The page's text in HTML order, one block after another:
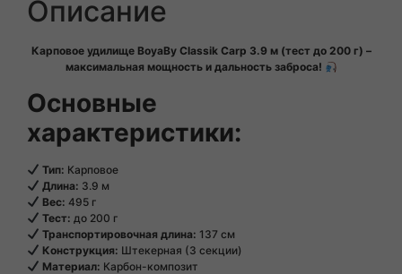
Описание
Карповое удилище BoyaBy Classik Carp 3.9 м (тест до 200 г) –
максимальная мощность и дальность заброса!
Основные
характеристики:
Тип: Карповое
Длина: 3.9 м
Вес: 495 г
Тест: до 200 г
Транспортировочная длина: 137 см
Конструкция: Штекерная (3 секции)
Материал: Карбон-композит